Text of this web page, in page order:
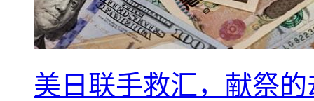
美日联手救汇，献祭